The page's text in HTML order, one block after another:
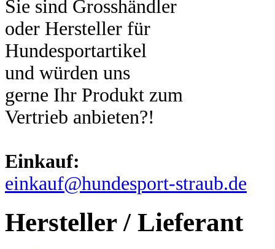
Sie sind Grosshändler
oder Hersteller für
Hundesportartikel
und würden uns
gerne Ihr Produkt zum
Vertrieb anbieten?!
Einkauf:
einkauf@hundesport-straub.de
Hersteller / Lieferant